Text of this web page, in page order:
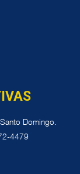
Domingo.
4479